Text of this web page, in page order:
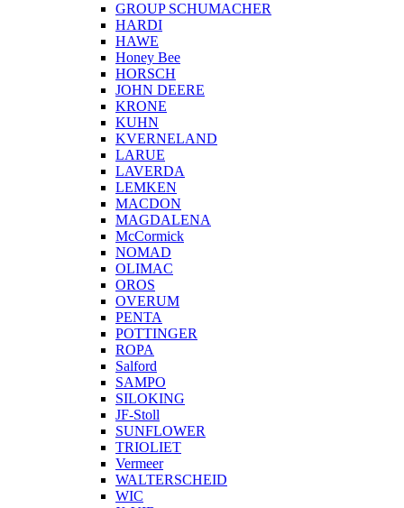
GROUP SCHUMACHER
HARDI
HAWE
Honey Bee
HORSCH
JOHN DEERE
KRONE
KUHN
KVERNELAND
LARUE
LAVERDA
LEMKEN
MACDON
MAGDALENA
McCormick
NOMAD
OLIMAC
OROS
OVERUM
PENTA
POTTINGER
ROPA
Salford
SAMPO
SILOKING
JF-Stoll
SUNFLOWER
TRIOLIET
Vermeer
WALTERSCHEID
WIC